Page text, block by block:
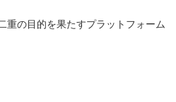
重の目的を果たすプラットフォーム